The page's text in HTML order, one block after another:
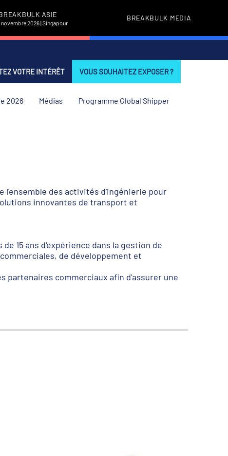
ASIE
novembre 2026 | Singapour
BREAKBULK MEDIA
VOTRE INTÉRÊT VOUS SOUHAITEZ EXPOSER ?
2026 Médias Programme Global Shipper
l'ensemble des activités d'ingénierie pour
innovantes de transport et
15 ans d'expérience dans la gestion de
de développement et
partenaires commerciaux afin d'assurer une